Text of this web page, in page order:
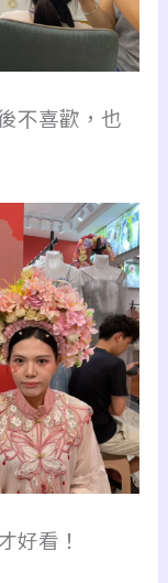
不喜歡，也
好看！